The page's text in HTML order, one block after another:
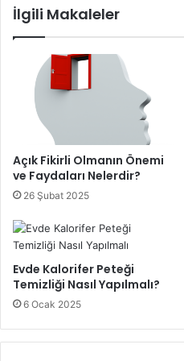
İlgili Makaleler
Açık Fikirli Olmanın Önemi
ve Faydaları Nelerdir?
26 Şubat 2025
Evde Kalorifer Peteği
Temizliği Nasıl Yapılmalı?
6 Ocak 2025